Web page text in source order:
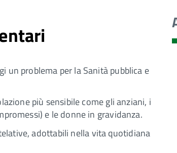
un problema per la Sanità pubblica e
più sensibile come gli anziani, i
e le donne in gravidanza.
adottabili nella vita quotidiana